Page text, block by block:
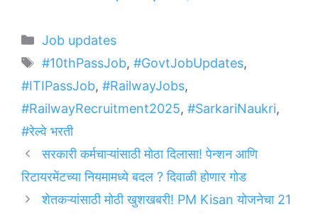
Categories
Job updates
Tags
#10thPassJob, #GovtJobUpdates,
#ITIPassJob, #RailwayJobs,
#RailwayRecruitment2025, #SarkariNaukri,
#रेल्वे भरती
सरकारी कर्मचाऱ्यांसाठी मोठा दिलासा! पेन्शन आणि
रिटायरमेंटच्या नियमामध्ये बदल ? दिवाळी होणार गोड
शेतकऱ्यांसाठी मोठी खुशखबरी! PM Kisan योजनेचा 21